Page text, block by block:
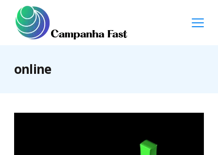
content
Fast
online